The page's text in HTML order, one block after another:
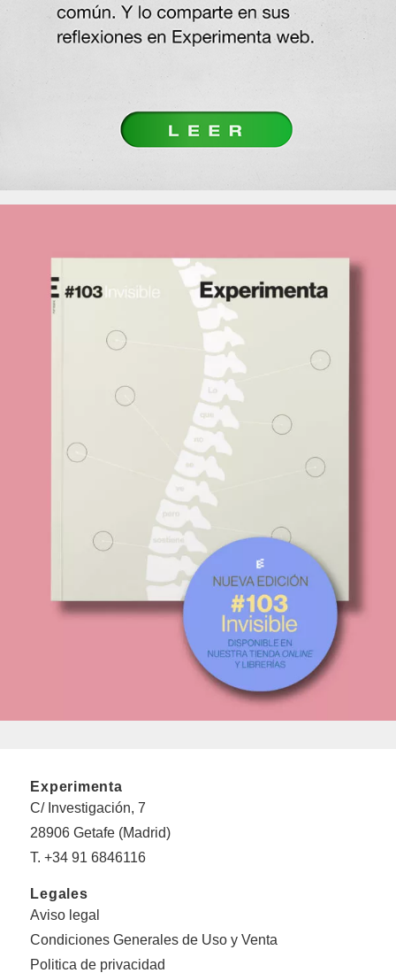
Experimenta
C/ Investigación, 7
28906 Getafe (Madrid)
T. +34 91 6846116
Legales
Aviso legal
Condiciones Generales de Uso y Venta
Politica de privacidad